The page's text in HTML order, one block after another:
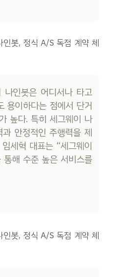
인봇, 정식 A/S 독점 계약 체
인봇은 어디서나 타고
용이하다는 점에서 단거
높다. 특히 세그웨이 나
안정적인 주행력을 제
세혁 대표는 “세그웨이
해 수준 높은 서비스를
인봇, 정식 A/S 독점 계약 체